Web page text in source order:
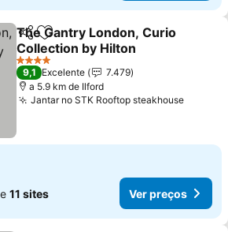
PartilharAdicionar aos favoritos
The Gantry London, Curio
Collection by Hilton
Ver preços
4 Estrelas
9,1 Excelente
7.479
a 5.9 km de Ilford
Jantar no STK Rooftop steakhouseVer
11 sites Ver preços